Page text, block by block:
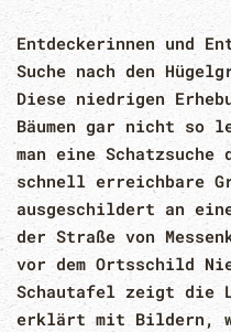
Entdeckerinnen und
Suche nach den
Diese niedrigen
Bäumen gar nicht so
man eine Schatzsuche
schnell erreichbare
ausgeschildert an
der Straße von
vor dem Ortsschild
Schautafel zeigt die
erklärt mit Bildern,